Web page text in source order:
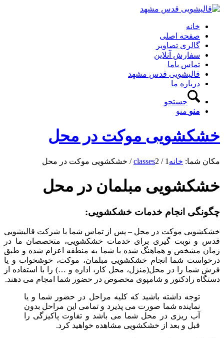
خانه
صفحه اصلی
گالری تصاویر
سفارش آنلاین
تماس باما
قالیشویی قدس مشهد
درباره ما
جستجو
منو منو
خشکشویی موکت در محل
مکان شما: خانه 1
/
classes2
/ خشکشویی موکت در محل
خشکشویی مبلمان در محل
چگونگی انجام خدمات خشکشویی:
خشکشویی موکت در محل – پس از تماس شما با شرکت قالیشویی
قدس و نوبت گیری برای خدمات خشکشویی، متخصصان ما در
زمان مشخص و هماهنگ شده با شما به منطقه اعزام شده و طبق
درخواست شما انجام خشکشویی مبلمان، موکت، خوشخواب و یا
فرش شما را در محل(منزل، محل کار، اداره و …) را با استفاده از
دستگاه رادکتور و شامپوی مخصوص در حضور شما امجام می دهند.
توجه داشته باشید که کلیه مراحل در حضور شما و یا
نماینده شما صورت می پذیرد و تمامی این مراحل بدون
آب ریزی در محل شما می باشد و تفاوت پاکیزگی را
قبل و بعد از خشکشویی مشاهده خواهید کرد.